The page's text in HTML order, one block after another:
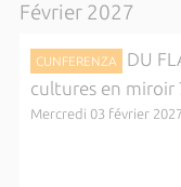
Février 2027
CUNFERENZA
DU
cultures en miroir
Mercredi 03 février